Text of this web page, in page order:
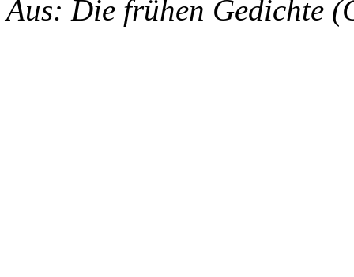
Aus: Die frühen Gedichte